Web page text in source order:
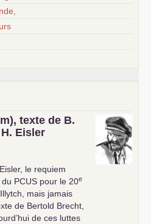
texte de B.
Eisler
le requiem
PCUS pour le 20e
mais jamais
de Bertold Brecht,
de ces luttes